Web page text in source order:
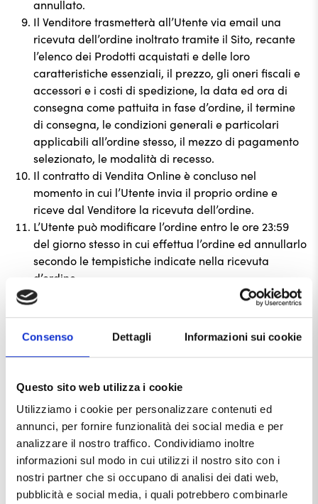
Consenso Dettagli Informazioni sui cookie
Questo sito web utilizza i cookie
Utilizziamo i cookie per personalizzare contenuti ed
annunci, per fornire funzionalità dei social media e per
analizzare il nostro traffico. Condividiamo inoltre
informazioni sul modo in cui utilizzi il nostro sito con i
nostri partner che si occupano di analisi dei dati web,
pubblicità e social media, i quali potrebbero combinarle
annullato.
Il Venditore trasmetterà all’Utente via email una
ricevuta dell’ordine inoltrato tramite il Sito, recante
l’elenco dei Prodotti acquistati e delle loro
caratteristiche essenziali, il prezzo, gli oneri fiscali e
accessori e i costi di spedizione, la data ed ora di
consegna come pattuita in fase d’ordine, il termine
di consegna, le condizioni generali e particolari
applicabili all’ordine stesso, il mezzo di pagamento
selezionato, le modalità di recesso.
Il contratto di Vendita Online è concluso nel
momento in cui l’Utente invia il proprio ordine e
riceve dal Venditore la ricevuta dell’ordine.
L’Utente può modificare l’ordine entro le ore 23:59
del giorno stesso in cui effettua l’ordine ed annullarlo
secondo le tempistiche indicate nella ricevuta
d’ordine.
Il Venditore, a seguito di impreviste difficoltà
logistiche ed organizzative, potrà annullare l’ordine
previo accordo con lo stesso, modificare giorno e ora
di consegna.
Il Venditore conserverà tutti gli ordini ricevuti dagli
adeguati criteri di riservatezza e sicurezza. Per
eventuali copie o altre richieste in proposito, l’Utente
potrà contattare il Venditore al seguente recapito
info@notordinarywater.com
L’Utente è comunque invitato ad archiviare su
appropriato supporto durevole le ricevute d’ordine,